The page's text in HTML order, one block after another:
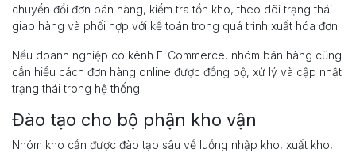
chuyển đổi đơn bán hàng, kiểm tra tồn kho, theo dõi trạng thái
giao hàng và phối hợp với kế toán trong quá trình xuất hóa đơn.
Nếu doanh nghiệp có kênh E-Commerce, nhóm bán hàng cũng
cần hiểu cách đơn hàng online được đồng bộ, xử lý và cập nhật
trạng thái trong hệ thống.
Đào tạo cho bộ phận kho vận
Nhóm kho cần được đào tạo sâu về luồng nhập kho, xuất kho,